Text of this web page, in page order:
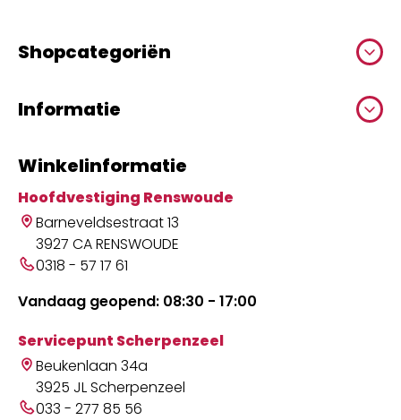
Shopcategoriën
Informatie
Winkelinformatie
Hoofdvestiging Renswoude
Barneveldsestraat 13
3927 CA RENSWOUDE
0318 - 57 17 61
Vandaag geopend: 08:30 - 17:00
Servicepunt Scherpenzeel
Beukenlaan 34a
3925 JL Scherpenzeel
033 - 277 85 56